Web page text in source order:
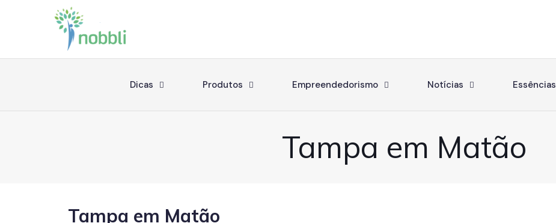
Dicas Produtos Empreendedorismo Notícias Essências
Tampa em Matão
Tampa em Matão